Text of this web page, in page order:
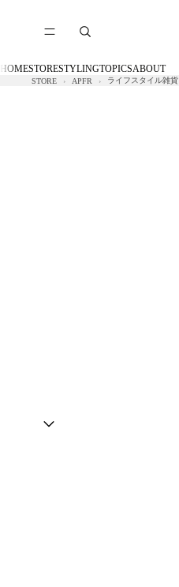
HOMESTORESTYLINGTOPICSABOUT
STORE APFR ライフスタイル雑貨